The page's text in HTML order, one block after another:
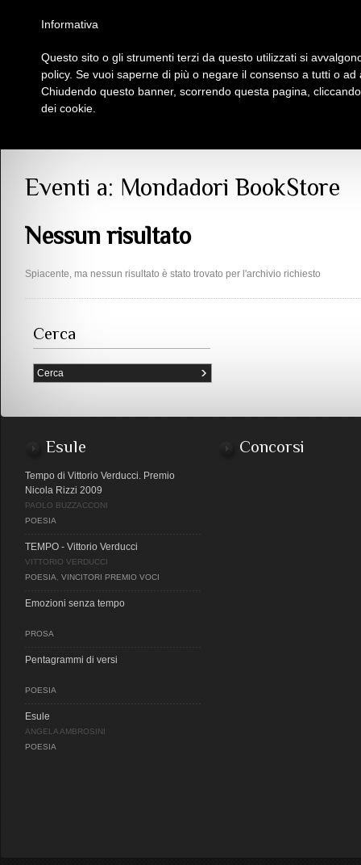
Insieme Per La Cultura
Eventi a: Mondadori BookStore
Nessun risultato
Spiacente, ma nessun risultato è stato trovato per l'archivio richiesto
Cerca
Esule
Tempo di Vittorio Verducci. Premio
Nicola Rizzi 2009
PAOLO BUZZACCONI
POESIA
TEMPO - Vittorio Verducci
VITTORIO VERDUCCI
POESIA
VINCITORI PREMIO VOCI
Emozioni senza tempo
PROSA
Pentagrammi di versi
POESIA
Esule
ANGELA AMBROSINI
POESIA
Concorsi
Informativa
Questo sito o gli strumenti terzi da questo utilizzati si
policy. Se vuoi saperne di più o negare il consenso a tutti o
Chiudendo questo banner, scorrendo questa pagina,
dei cookie.